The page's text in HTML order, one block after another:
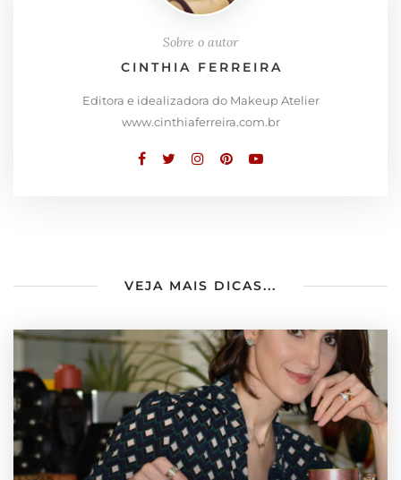
Sobre o autor
CINTHIA FERREIRA
Editora e idealizadora do Makeup Atelier
www.cinthiaferreira.com.br
VEJA MAIS DICAS...